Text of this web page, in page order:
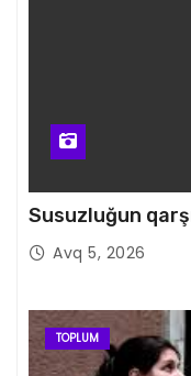
Susuzluğun
Avq 5, 2026
TOPLUM